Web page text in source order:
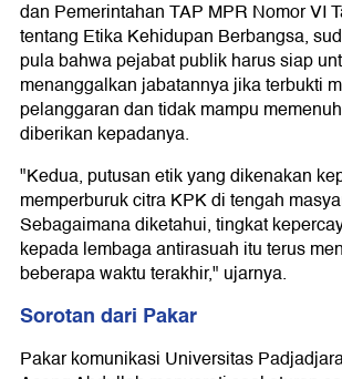
dan Pemerintahan TAP MPR Nomor VI
tentang Etika Kehidupan Berbangsa,
pula bahwa pejabat publik harus siap
menanggalkan jabatannya jika terbukti
pelanggaran dan tidak mampu
diberikan kepadanya.
"Kedua, putusan etik yang dikenakan
memperburuk citra KPK di tengah
Sebagaimana diketahui, tingkat
kepada lembaga antirasuah itu terus
beberapa waktu terakhir," ujarnya.
Sorotan dari Pakar
Pakar komunikasi Universitas